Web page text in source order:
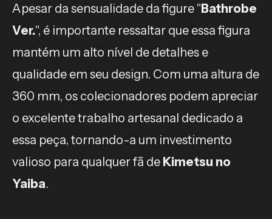
Apesar da sensualidade da figure "Bathrobe
Ver.", é importante ressaltar que essa figura
mantém um alto nível de detalhes e
qualidade em seu design. Com uma altura de
360 mm, os colecionadores podem apreciar
o excelente trabalho artesanal dedicado a
essa peça, tornando-a um investimento
valioso para qualquer fã de Kimetsu no
Yaiba.